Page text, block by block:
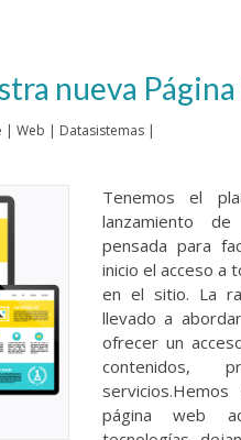
nueva
| Web | Datasistemas |
Tenemos el
lanzamiento
pensada para
inicio el acceso a
en el sitio. La
llevado a
ofrecer un
contenidos,
página web